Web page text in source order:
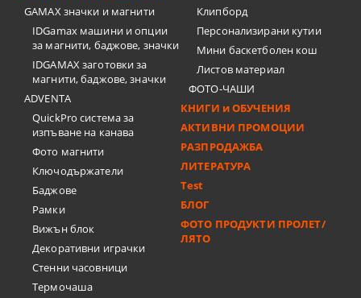
GAMAX значки и магнити
IDGamax машини и опции
за магнити, баджове, значки
IDGAMAX заготовки за
магнити, баджове, значки
ADVENTA
QuickPro система за
изпъване на канава
Фото магнити
Ключодържатели
Баджове
Рамки
Вижън блок
Декоративни играчки
Стенни часовници
Термочашa
Клипборд
Персонализирани кутии
Мини баскетболен кош
Листов материал
ФОТО-ЧАШИ
КНИГИ и ОБУЧЕНИЯ
АКТИВНИ ПРОМОЦИИ
РАЗПРОДАЖБА
ЛИТЕРАТУРА
Test
БЛОГ
ФОТО ПРОДУКТИ ПРОЛЕТ/
ЛЯТО